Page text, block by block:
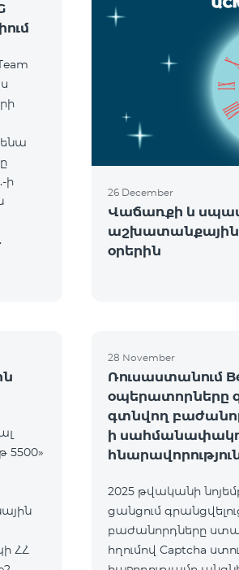
ի
26 December
Վաճառքի և
օրերին
5500»
ՀՀ
28 November
Ռուսաստանում
օպերատորները
գտնվող
ի
2025 թվականի
ցանցում
բաժանորդները
հղումով Captcha